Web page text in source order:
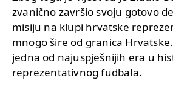
zvanično završio svoju gotovo
misiju na klupi hrvatske
mnogo šire od granica
jedna od najuspješnijih era u
reprezentativnog fudbala.